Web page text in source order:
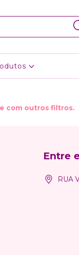
com outros filtros.
Entre
RUA